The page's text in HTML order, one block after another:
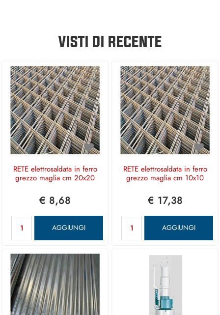
VISTI DI RECENTE
RETE elettrosaldata in ferro
grezzo maglia cm 20x20
€ 8,68
AGGIUNGI
RETE elettrosaldata in ferro
grezzo maglia cm 10x10
€ 17,38
AGGIUNGI